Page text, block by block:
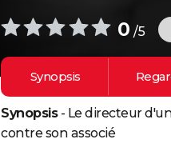
0 /5
Synopsis
Synopsis- Le directeur
contre son associé